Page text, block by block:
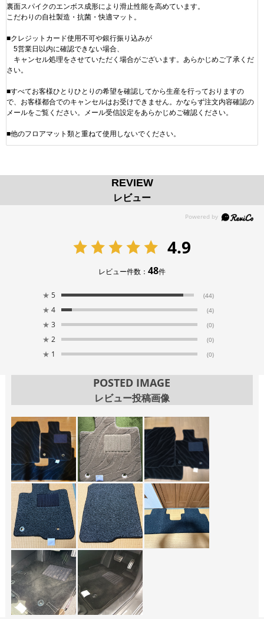
裏面スパイクのエンボス成形により滑止性能を高めています。
こだわりの自社製造・抗菌・快適マット。
■クレジットカード使用不可や銀行振り込みが
5営業日以内に確認できない場合、
キャンセル処理をさせていただく場合がございます。あらかじめご了承くだ
さい。
■すべてお客様ひとりひとりの希望を確認してから生産を行っておりますの
で、お客様都合でのキャンセルはお受けできません。かならず注文内容確認の
メールをご覧ください。メール受信設定をあらかじめご確認ください。
■他のフロアマット類と重ねて使用しないでください。
REVIEW
レビュー
4.9
レビュー件数： 48件
★ 5 (44)
★ 4 (4)
★ 3 (0)
★ 2 (0)
★ 1 (0)
POSTED IMAGE
レビュー投稿画像